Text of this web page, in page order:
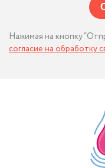
Нажимая на кнопку
согласие на обработку